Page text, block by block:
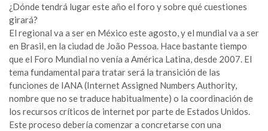
¿Dónde tendrá lugar este año el foro y sobre qué cuestiones
girará?
El regional va a ser en México este agosto, y el mundial va a ser
en Brasil, en la ciudad de João Pessoa. Hace bastante tiempo
que el Foro Mundial no venía a América Latina, desde 2007. El
tema fundamental para tratar será la transición de las
funciones de IANA (Internet Assigned Numbers Authority,
nombre que no se traduce habitualmente) o la coordinación de
los recursos críticos de internet por parte de Estados Unidos.
Este proceso debería comenzar a concretarse con una